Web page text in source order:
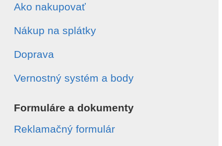
Ako nakupovať
Nákup na splátky
Doprava
Vernostný systém a body
Formuláre a dokumenty
Reklamačný formulár